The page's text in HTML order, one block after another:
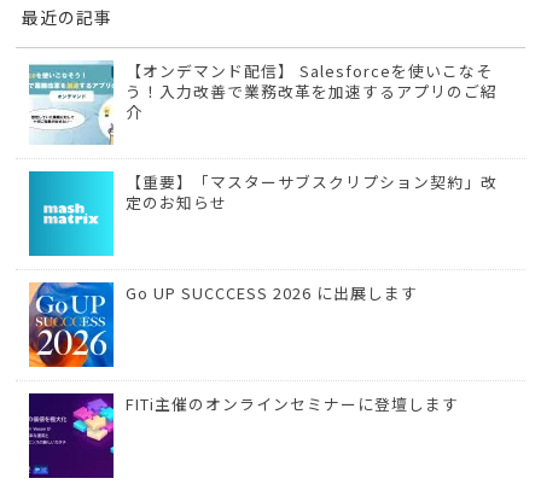
最近の記事
【オンデマンド配信】 Salesforceを使いこなそ
う！入力改善で業務改革を加速するアプリのご紹
介
【重要】「マスターサブスクリプション契約」改
定のお知らせ
Go UP SUCCCESS 2026 に出展します
FITi主催のオンラインセミナーに登壇します